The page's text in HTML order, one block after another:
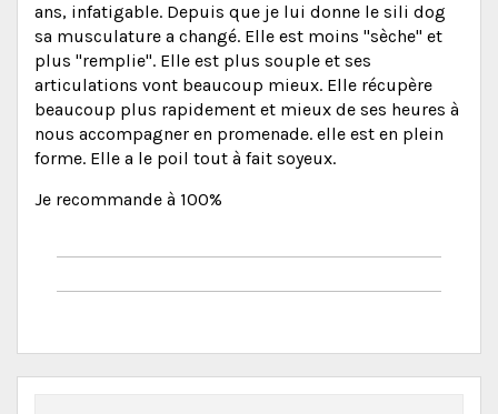
ans, infatigable. Depuis que je lui donne le sili dog
sa musculature a changé. Elle est moins "sèche" et
plus "remplie". Elle est plus souple et ses
articulations vont beaucoup mieux. Elle récupère
beaucoup plus rapidement et mieux de ses heures à
nous accompagner en promenade. elle est en plein
forme. Elle a le poil tout à fait soyeux.
Je recommande à 100%